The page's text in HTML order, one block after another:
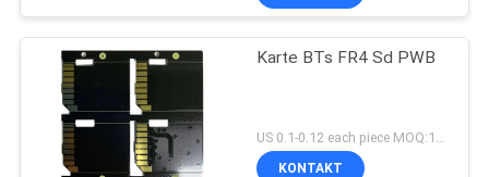
Karte BTs FR4 Sd PWB
KONTAKT